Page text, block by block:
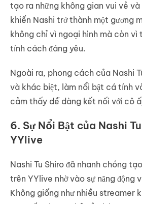
tạo ra những không gian vui vẻ
khiến Nashi trở thành một gương
không chỉ vì ngoại hình mà còn vì
tính cách đáng yêu.
Ngoài ra, phong cách của Nashi
và khác biệt, làm nổi bật cá tính
cảm thấy dễ dàng kết nối với cô
6. Sự Nổi Bật của Nashi
YYlive
Nashi Tu Shiro đã nhanh chóng
trên YYlive nhờ vào sự năng động
Không giống như nhiều streamer